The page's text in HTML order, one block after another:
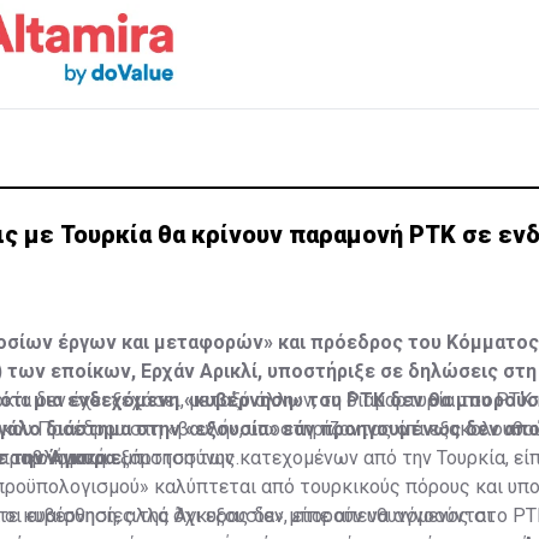
με Τουρκία θα κρίνουν παραμονή ΡΤΚ σε
έργων και μεταφορών» και πρόεδρος του Κόμματος
εποίκων, Ερχάν Αρικλί, υποστήριξε σε δηλώσεις στη
ότι μια ενδεχόμενη «κυβέρνηση» του ΡΤΚ δεν θα
διάστημα στην «εξουσία» εάν προηγουμένως δεν
την Άγκυρα.
δεν έχει ξεχάσει, μεταξύ άλλων, τη διαμαρτυρία του
Προέδρου στη «βουλή», υποστηρίζοντας ότι
εμπιστοσύνης.
οικονομική εξάρτηση των κατεχομένων από την Τουρκία,
καλύπτεται από τουρκικούς πόρους και
οι ευαισθησίες της Άγκυρας δεν μπορούν να αγνοούνται.
κυβέρνηση, αλλά όχι εξουσία», είπε απευθυνόμενος στο